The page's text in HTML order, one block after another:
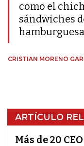
como el
sándwiches
CRISTIAN MORENO
ARTÍCULO
Más de 20